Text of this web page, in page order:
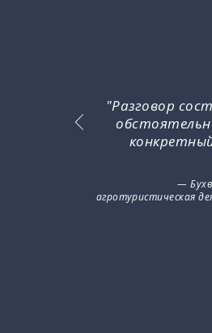
"Разговор
—
агротуристическая